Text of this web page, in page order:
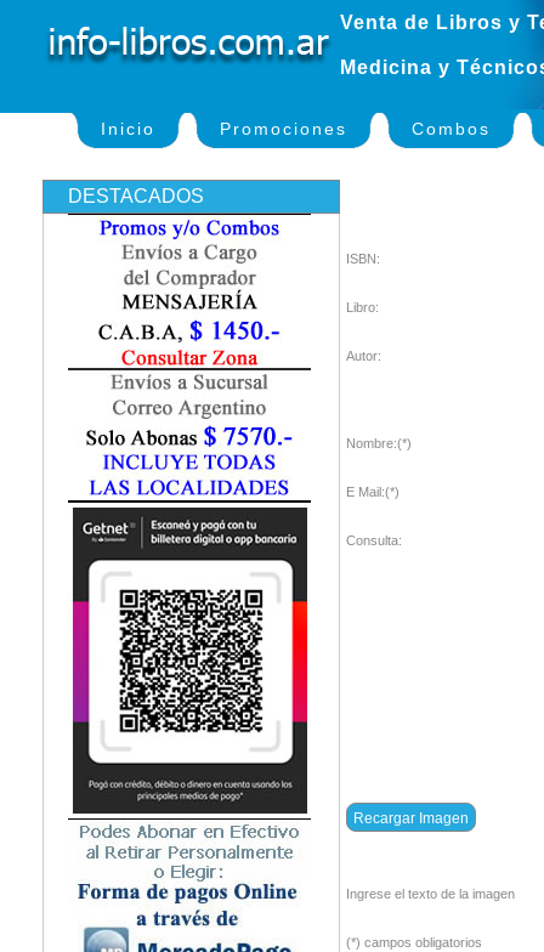
Venta de Libros y
Medicina y
Inicio Promociones Combos
DESTACADOS
ISBN:
Libro:
Autor:
Nombre:(*)
E Mail:(*)
Consulta:
Ingrese el texto de la imagen
(*) campos obligatorios